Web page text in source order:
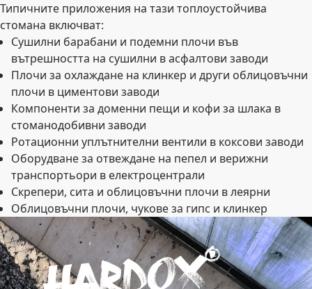
Типичните приложения на тази топлоустойчива
стомана включват:
Сушилни барабани и подемни плочи във
вътрешността на сушилни в асфалтови заводи
Плочи за охлаждане на клинкер и други облицовъчни
плочи в циментови заводи
Компоненти за доменни пещи и кофи за шлака в
стоманодобивни заводи
Ротационни уплътнителни вентили в коксови заводи
Оборудване за отвеждане на пепел и верижни
транспортьори в електроцентрали
Скрепери, сита и облицовъчни плочи в леярни
Облицовъчни плочи, чукове за гипс и клинкер